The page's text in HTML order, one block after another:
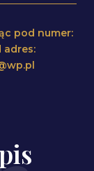
pod numer:
adres: